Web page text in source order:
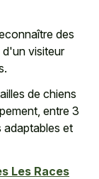
des
d'un visiteur
de chiens
entre 3
adaptables et
Les Races